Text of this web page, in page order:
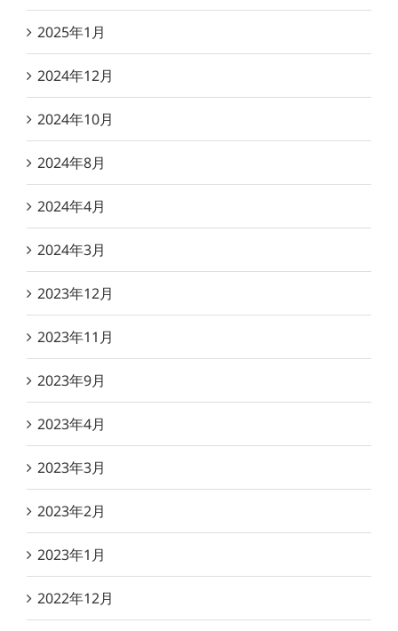
2025年1月
2024年12月
2024年10月
2024年8月
2024年4月
2024年3月
2023年12月
2023年11月
2023年9月
2023年4月
2023年3月
2023年2月
2023年1月
2022年12月